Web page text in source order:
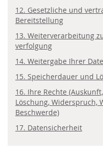
12. Gesetzliche und
Bereitstellung
13. Weiterverarbeitung
verfolgung
14. Weitergabe Ihrer
15. Speicherdauer und
16. Ihre Rechte
Löschung, Widerspruch,
Beschwerde)
17. Datensicherheit